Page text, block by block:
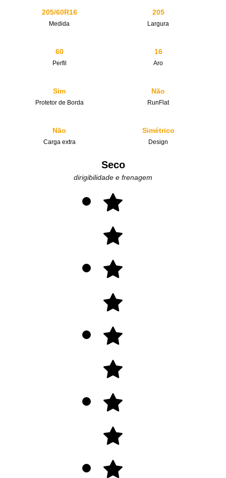
205/60R16
Medida
205
Largura
60
Perfil
16
Aro
Sim
Protetor de Borda
Não
RunFlat
Não
Carga extra
Simétrico
Design
Seco
dirigibilidade e frenagem